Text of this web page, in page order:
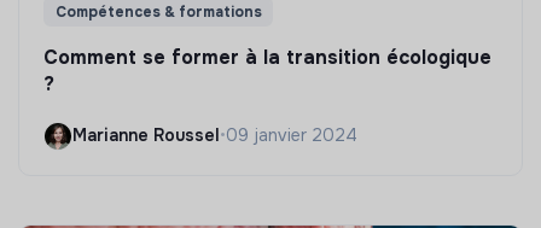
Compétences & formations
Comment se former à la transition écologique
?
Marianne Roussel•09 janvier 2024